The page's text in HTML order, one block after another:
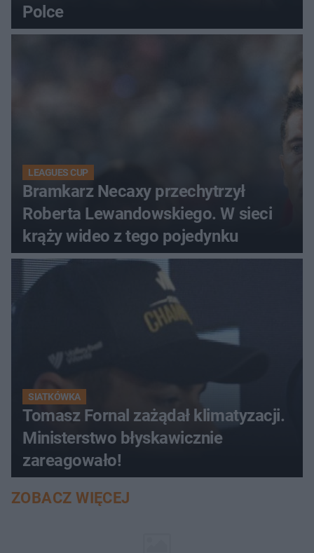
Polce
LEAGUES CUP
Bramkarz Necaxy przechytrzył
Roberta Lewandowskiego. W sieci
krąży wideo z tego pojedynku
SIATKÓWKA
Tomasz Fornal zażądał klimatyzacji.
Ministerstwo błyskawicznie
zareagowało!
ZOBACZ WIĘCEJ